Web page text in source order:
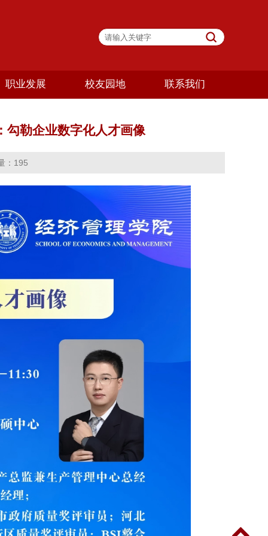
职业发展 校友园地 联系我们
勾勒企业数字化人才画像
： 195